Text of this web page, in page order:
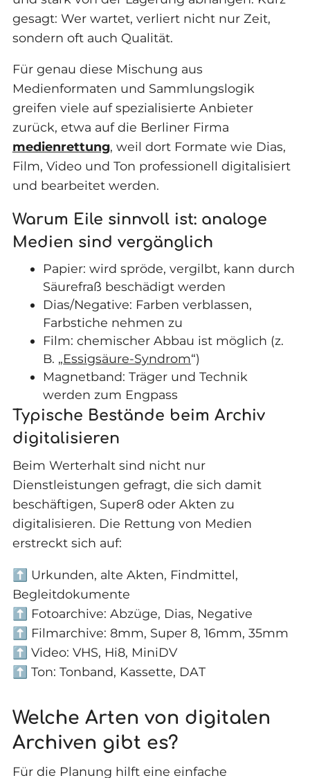
gesagt: Wer wartet, verliert nicht nur Zeit,
sondern oft auch Qualität.
Für genau diese Mischung aus
Medienformaten und Sammlungslogik
greifen viele auf spezialisierte Anbieter
zurück, etwa auf die Berliner Firma
medienrettung, weil dort Formate wie Dias,
Film, Video und Ton professionell digitalisiert
und bearbeitet werden.
Warum Eile sinnvoll ist: analoge
Medien sind vergänglich
Papier: wird spröde, vergilbt, kann durch
Säurefraß beschädigt werden
Dias/Negative: Farben verblassen,
Farbstiche nehmen zu
Film: chemischer Abbau ist möglich (z.
B. „Essigsäure-Syndrom“)
Magnetband: Träger und Technik
werden zum Engpass
Typische Bestände beim Archiv
digitalisieren
Beim Werterhalt sind nicht nur
Dienstleistungen gefragt, die sich damit
beschäftigen, Super8 oder Akten zu
digitalisieren. Die Rettung von Medien
erstreckt sich auf:
⬆️ Urkunden, alte Akten, Findmittel,
Begleitdokumente
⬆️ Fotoarchive: Abzüge, Dias, Negative
⬆️ Filmarchive: 8mm, Super 8, 16mm, 35mm
⬆️ Video: VHS, Hi8, MiniDV
⬆️ Ton: Tonband, Kassette, DAT
Welche Arten von digitalen
Archiven gibt es?
Für die Planung hilft eine einfache